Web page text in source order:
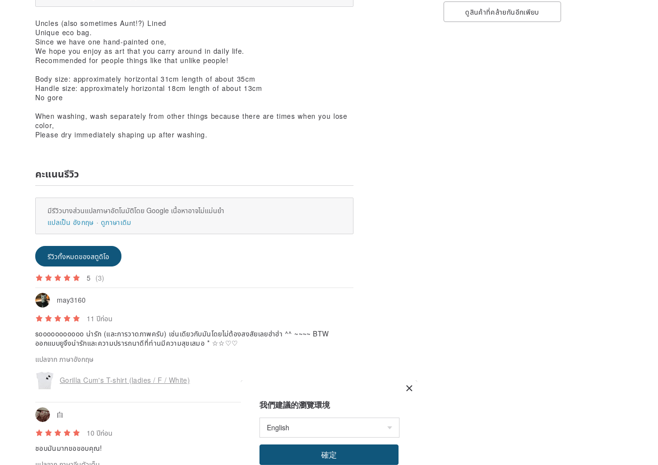
ดูสินค้าที่คล้ายกันอีกเพียบ
Uncles (also sometimes Aunt!?) Lined
Unique eco bag.
Since we have one hand-painted one,
We hope you enjoy as art that you carry around in daily life.
Recommended for people things like that unlike people!
Body size: approximately horizontal 31cm length of about 35cm
Handle size: approximately horizontal 18cm length of about 13cm
No gore
When washing, wash separately from other things because there are times when you lose
color,
Please dry immediately shaping up after washing.
คะแนนรีวิว
มีรีวิวบางส่วนแปลภาษาอัตโนมัติโดย Google เนื้อหาอาจไม่แม่นยำ
แปลเป็น อังกฤษ
ดูภาษาเดิม
รีวิวทั้งหมดของสตูดิโอ
5 (3)
may3160
11 ปีก่อน
sooooooooooo น่ารัก (และการวาดภาพครับ) เช่นเดียวกับมันโดยไม่ต้องสงสัยเลยฮ่าฮ่า ^^ ~~~~ BTW
ออกแบบยูจึงน่ารักและความปรารถนาดีที่ท่านมีความสุขเสมอ * ☆☆♡♡
แปลจาก ภาษาอังกฤษ
Gorilla Cum's T-shirt (ladies / F / White)
白
10 ปีก่อน
ชอบมันมากขอขอบคุณ!
我們建議的瀏覽環境
確定